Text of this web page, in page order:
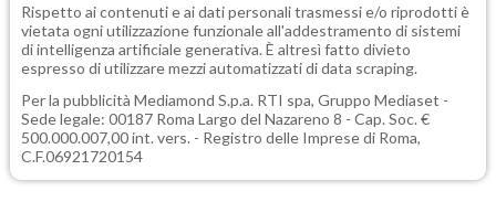
Rispetto ai contenuti e ai dati personali trasmessi e/o riprodotti è
vietata ogni utilizzazione funzionale all'addestramento di sistemi
di intelligenza artificiale generativa. È altresì fatto divieto
espresso di utilizzare mezzi automatizzati di data scraping.
Per la pubblicità Mediamond S.p.a. RTI spa, Gruppo Mediaset -
Sede legale: 00187 Roma Largo del Nazareno 8 - Cap. Soc. €
500.000.007,00 int. vers. - Registro delle Imprese di Roma,
C.F.06921720154